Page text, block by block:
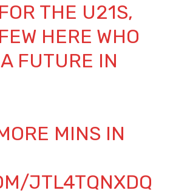
THE U21S,
HERE WHO
FUTURE IN
MINS IN
JTL4TQNXDQ